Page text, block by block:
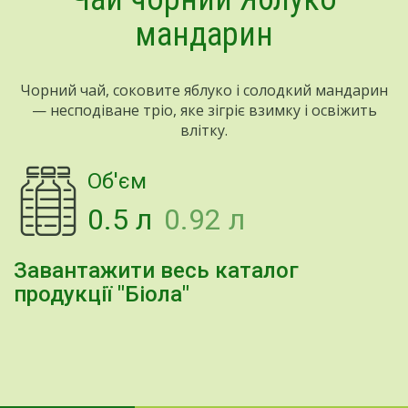
мандарин
Чорний чай, соковите яблуко і солодкий мандарин
— несподіване тріо, яке зігріє взимку і освіжить
влітку.
Об'єм
0.5 л 0.92 л
Завантажити весь каталог
продукції "Біола"